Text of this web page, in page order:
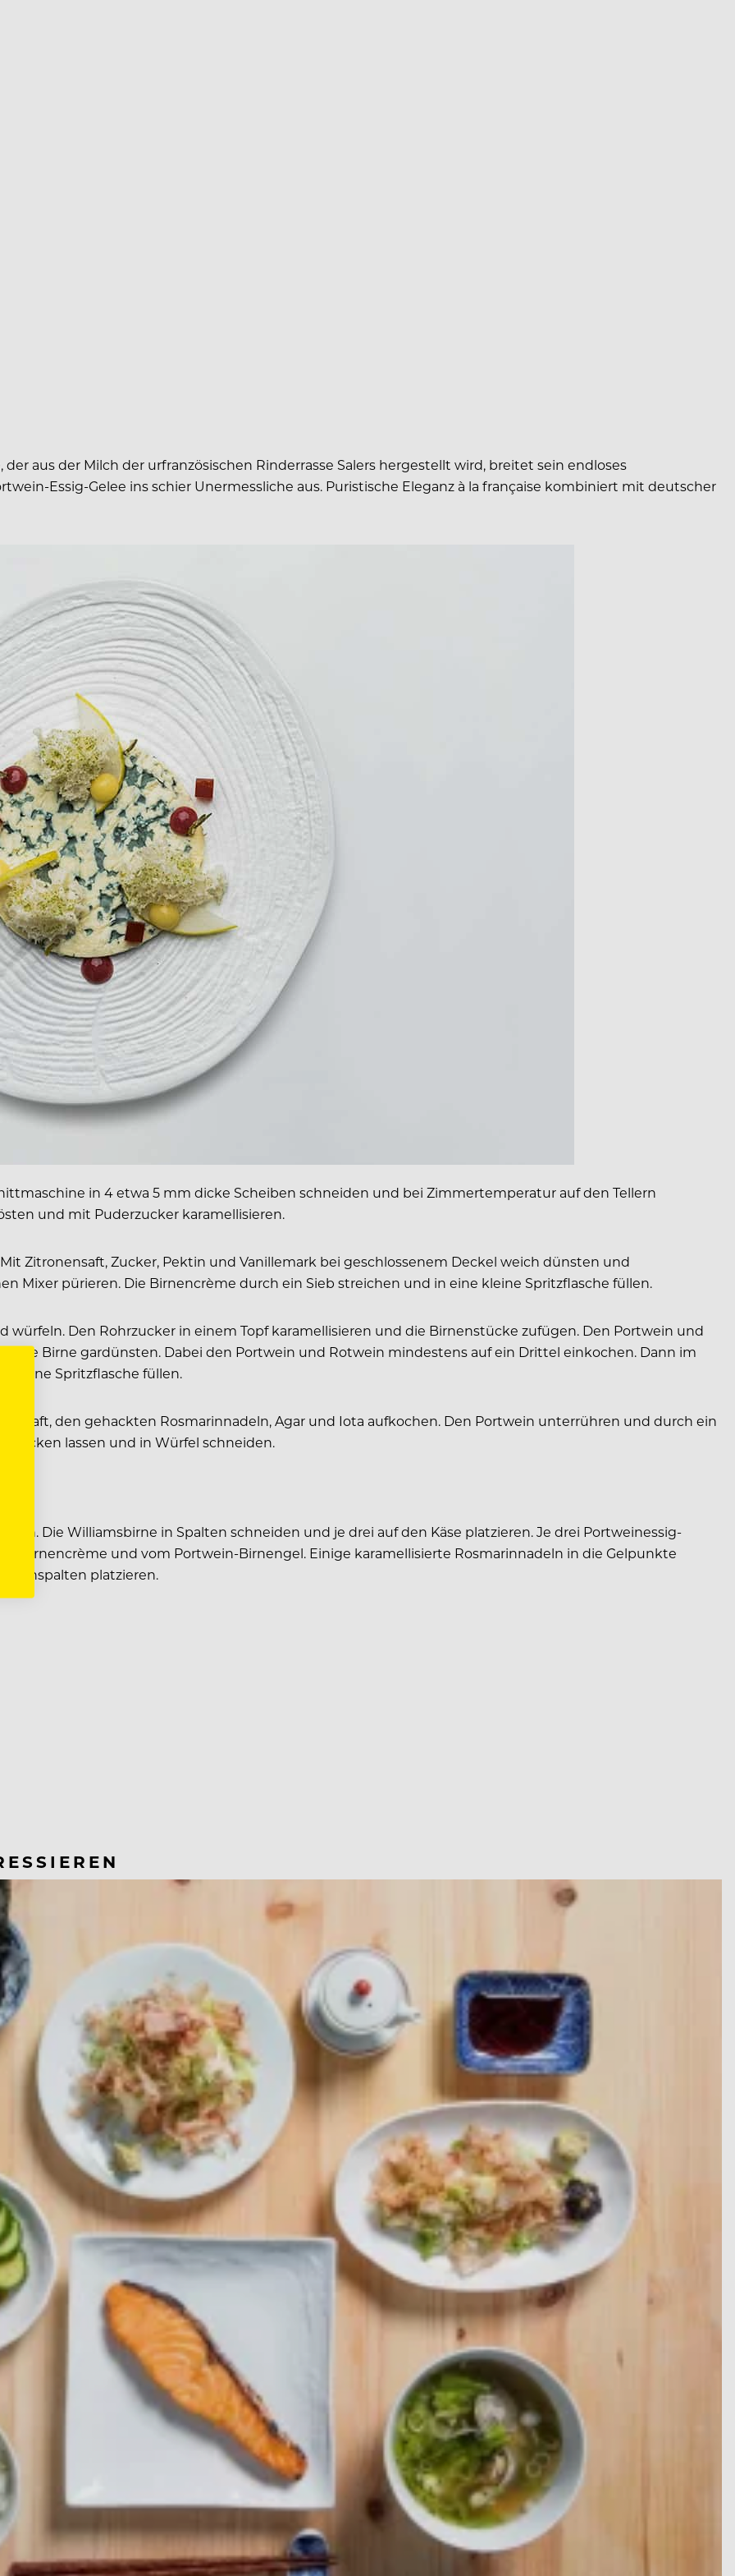
aus der Milch der urfranzösischen Rinderrasse Salers hergestellt wird, breitet sein endloses
Essig-Gelee ins schier Unermessliche aus. Puristische Eleganz à la française kombiniert mit deutscher
in 4 etwa 5 mm dicke Scheiben schneiden und bei Zimmertemperatur auf den Tellern
und mit Puderzucker karamellisieren.
Zitronensaft, Zucker, Pektin und Vanillemark bei geschlossenem Deckel weich dünsten und
Mixer pürieren. Die Birnencrème durch ein Sieb streichen und in eine kleine Spritzflasche füllen.
würfeln. Den Rohrzucker in einem Topf karamellisieren und die Birnenstücke zufügen. Den Portwein und
die Birne gardünsten. Dabei den Portwein und Rotwein mindestens auf ein Drittel einkochen. Dann im
in eine Spritzflasche füllen.
den gehackten Rosmarinnadeln, Agar und Iota aufkochen. Den Portwein unterrühren und durch ein
stocken lassen und in Würfel schneiden.
Die Williamsbirne in Spalten schneiden und je drei auf den Käse platzieren. Je drei Portweinessig-
Birnencrème und vom Portwein-Birnengel. Einige karamellisierte Rosmarinnadeln in die Gelpunkte
platzieren.